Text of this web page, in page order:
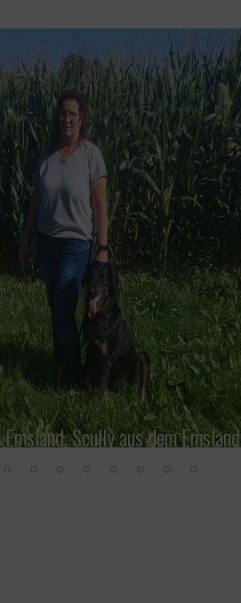
Scully aus dem Emsland